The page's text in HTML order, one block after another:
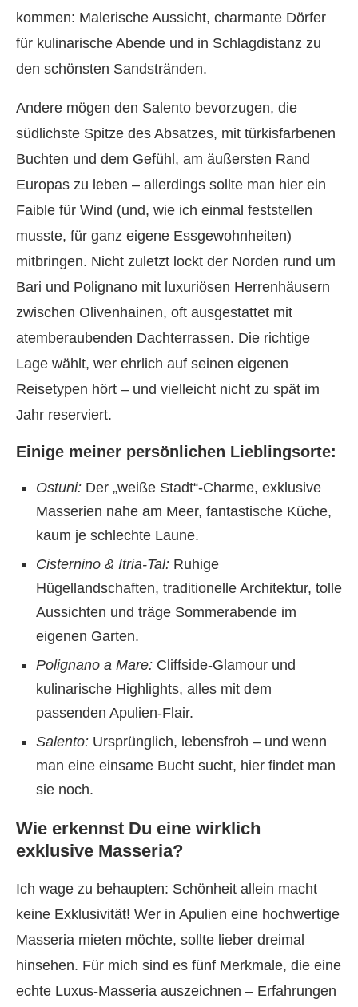
kommen: Malerische Aussicht, charmante Dörfer
für kulinarische Abende und in Schlagdistanz zu
den schönsten Sandstränden.
Andere mögen den Salento bevorzugen, die
südlichste Spitze des Absatzes, mit türkisfarbenen
Buchten und dem Gefühl, am äußersten Rand
Europas zu leben – allerdings sollte man hier ein
Faible für Wind (und, wie ich einmal feststellen
musste, für ganz eigene Essgewohnheiten)
mitbringen. Nicht zuletzt lockt der Norden rund um
Bari und Polignano mit luxuriösen Herrenhäusern
zwischen Olivenhainen, oft ausgestattet mit
atemberaubenden Dachterrassen. Die richtige
Lage wählt, wer ehrlich auf seinen eigenen
Reisetypen hört – und vielleicht nicht zu spät im
Jahr reserviert.
Einige meiner persönlichen Lieblingsorte:
Ostuni: Der „weiße Stadt“-Charme, exklusive
Masserien nahe am Meer, fantastische Küche,
kaum je schlechte Laune.
Cisternino & Itria-Tal: Ruhige
Hügellandschaften, traditionelle Architektur, tolle
Aussichten und träge Sommerabende im
eigenen Garten.
Polignano a Mare: Cliffside-Glamour und
kulinarische Highlights, alles mit dem
passenden Apulien-Flair.
Salento: Ursprünglich, lebensfroh – und wenn
man eine einsame Bucht sucht, hier findet man
sie noch.
Wie erkennst Du eine wirklich
exklusive Masseria?
Ich wage zu behaupten: Schönheit allein macht
keine Exklusivität! Wer in Apulien eine hochwertige
Masseria mieten möchte, sollte lieber dreimal
hinsehen. Für mich sind es fünf Merkmale, die eine
echte Luxus-Masseria auszeichnen – Erfahrungen